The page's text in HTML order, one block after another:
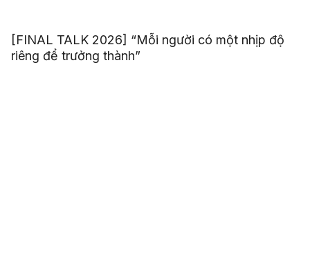
[FINAL TALK 2026] “Mỗi người có một nhịp độ
riêng để trưởng thành”